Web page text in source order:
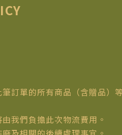
訂單的所有商品（含贈品）
我們負擔此次物流費用。